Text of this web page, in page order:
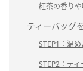
紅茶の香りや
ティーバッグ
STEP1：温
STEP2：テ